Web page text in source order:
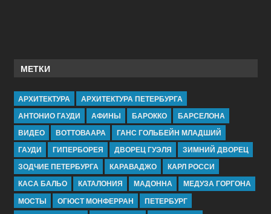
МЕТКИ
АРХИТЕКТУРА
АРХИТЕКТУРА ПЕТЕРБУРГА
АНТОНИО ГАУДИ
АФИНЫ БАРОККО
БАРСЕЛОНА
ВИДЕО
ВОТТОВААРА
ГАНС ГОЛЬБЕЙН МЛАДШИЙ
ГАУДИ
ГИПЕРБОРЕЯ ДВОРЕЦ ГУЭЛЯ
ЗИМНИЙ ДВОРЕЦ
ЗОДЧИЕ ПЕТЕРБУРГА
КАРАВАДЖО
КАРЛ РОССИ
КАСА БАЛЬО
КАТАЛОНИЯ МАДОННА
МЕДУЗА ГОРГОНА
МОСТЫ
ОГЮСТ МОНФЕРРАН
ПЕТЕРБУРГ